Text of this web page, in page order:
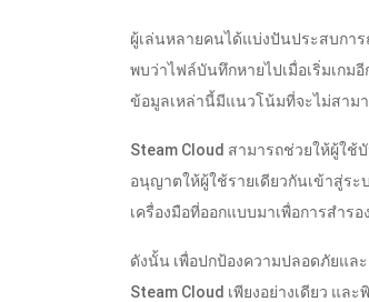
ผู้เล่นหลายคนได้แบ่งปันประสบกา
พบว่าไฟล์บันทึกหายไปเมื่อเริ่มเกม
ข้อมูลเหล่านี้มีแนวโน้มที่จะไม่สาม
Steam Cloud สามารถช่วยให้ผู้ใช้
อนุญาตให้ผู้ใช้รายเดียวกันเข้าสู่ระ
เครื่องมือที่ออกแบบมาเพื่อการสำร
ดังนั้น เพื่อปกป้องความปลอดภัยแล
Steam Cloud เพียงอย่างเดียว แ